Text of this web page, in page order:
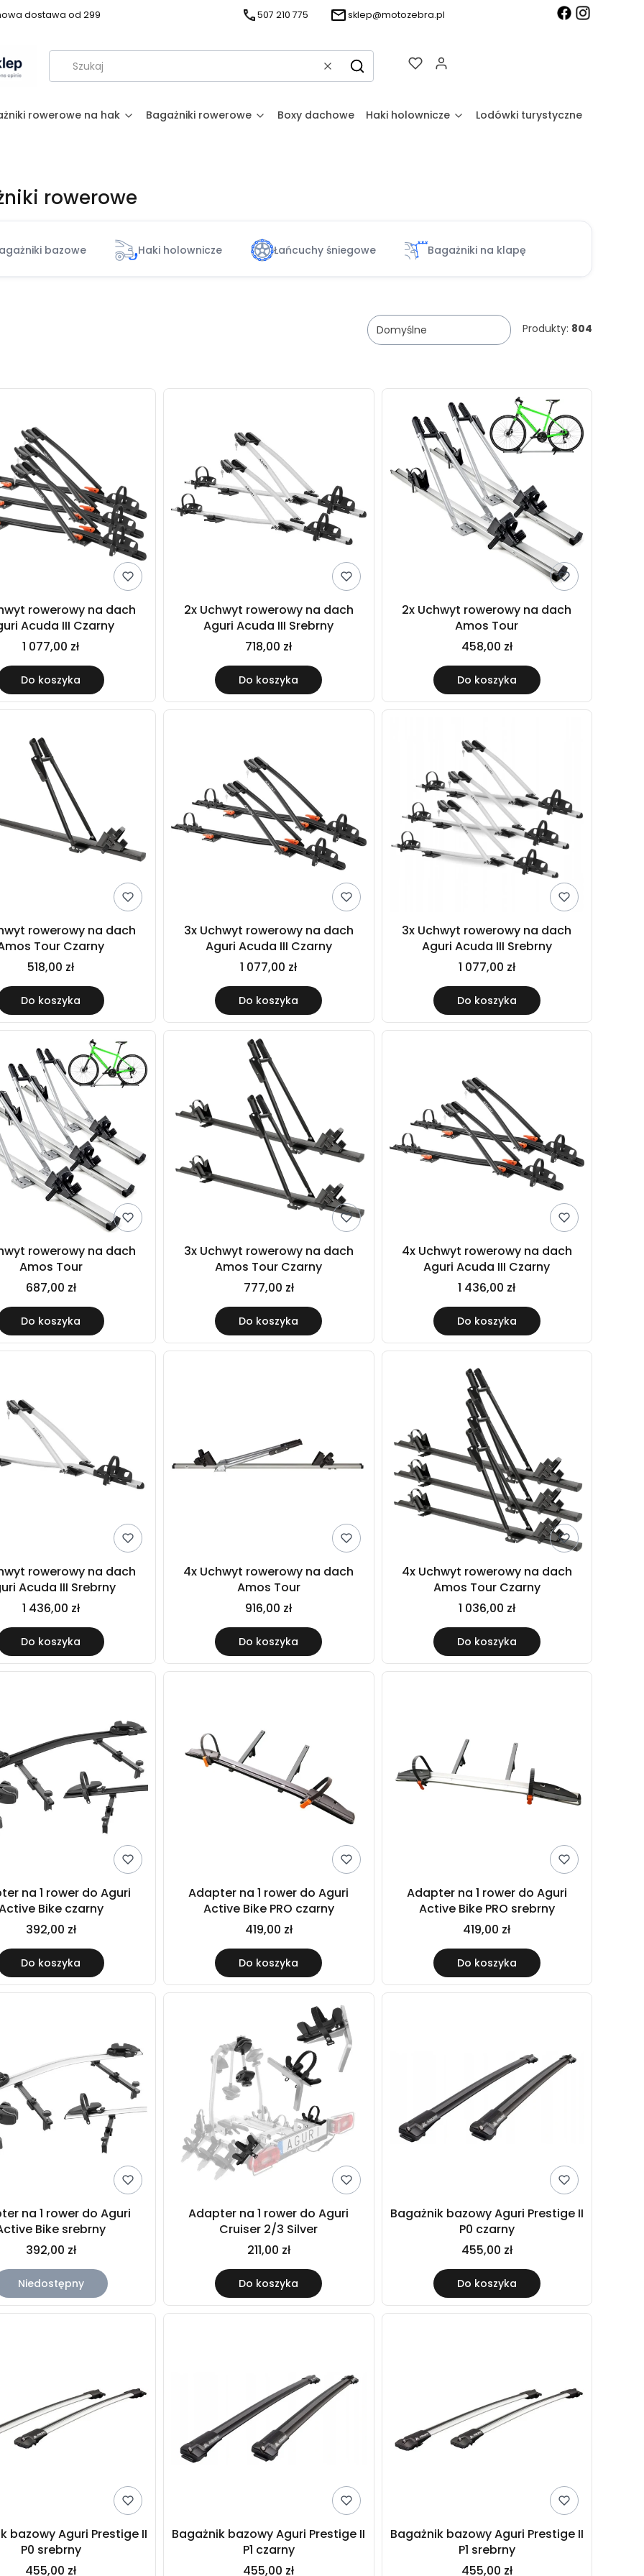
dostawa od 299 507 210 775 sklep@motozebra.pl
WyczyśćSzukaj
rowerowe na hak Bagażniki rowerowe Boxy dachowe Haki holownicze Lodówki turystyczne
rowerowe
bazowe Haki holownicze Łańcuchy śniegowe Bagażniki na klapę
Domyślne Produkty: 804
rowerowy na dach
Acuda III Czarny
1 077,00 zł
Do koszyka
2x Uchwyt rowerowy na dach
Aguri Acuda III Srebrny
718,00 zł
Do koszyka
2x Uchwyt rowerowy na dach
Amos Tour
458,00 zł
Do koszyka
rowerowy na dach
Tour Czarny
518,00 zł
Do koszyka
3x Uchwyt rowerowy na dach
Aguri Acuda III Czarny
1 077,00 zł
Do koszyka
3x Uchwyt rowerowy na dach
Aguri Acuda III Srebrny
1 077,00 zł
Do koszyka
rowerowy na dach
Amos Tour
687,00 zł
Do koszyka
3x Uchwyt rowerowy na dach
Amos Tour Czarny
777,00 zł
Do koszyka
4x Uchwyt rowerowy na dach
Aguri Acuda III Czarny
1 436,00 zł
Do koszyka
rowerowy na dach
Acuda III Srebrny
1 436,00 zł
Do koszyka
4x Uchwyt rowerowy na dach
Amos Tour
916,00 zł
Do koszyka
4x Uchwyt rowerowy na dach
Amos Tour Czarny
1 036,00 zł
Do koszyka
na 1 rower do Aguri
Bike czarny
392,00 zł
Do koszyka
Adapter na 1 rower do Aguri
Active Bike PRO czarny
419,00 zł
Do koszyka
Adapter na 1 rower do Aguri
Active Bike PRO srebrny
419,00 zł
Do koszyka
na 1 rower do Aguri
Bike srebrny
392,00 zł
Niedostępny
Adapter na 1 rower do Aguri
Cruiser 2/3 Silver
211,00 zł
Do koszyka
Bagażnik bazowy Aguri Prestige II
P0 czarny
455,00 zł
Do koszyka
bazowy Aguri Prestige II
P0 srebrny
455,00 zł
Bagażnik bazowy Aguri Prestige II
P1 czarny
455,00 zł
Bagażnik bazowy Aguri Prestige II
P1 srebrny
455,00 zł